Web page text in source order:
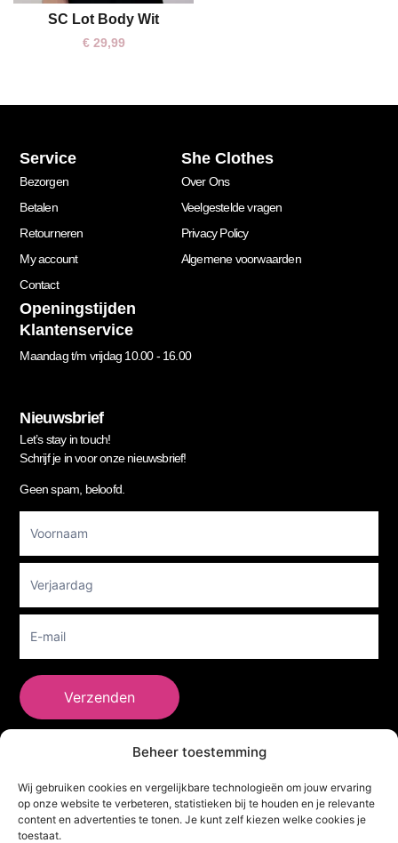
Beheer toestemming
Wij gebruiken cookies en vergelijkbare technologieën om jouw ervaring
op onze website te verbeteren, statistieken bij te houden en je relevante
content en advertenties te tonen. Je kunt zelf kiezen welke cookies je
toestaat.
XL
SC Lot Body Wit
€29,99
Service
Bezorgen
Betalen
Retourneren
My account
Contact
She Clothes
Over Ons
Veelgestelde vragen
Privacy Policy
Algemene voorwaarden
Openingstijden
Klantenservice
Maandag t/m vrijdag 10.00 - 16.00
Nieuwsbrief
Let’s stay in touch!
Schrijf je in voor onze nieuwsbrief!
Geen spam, beloofd.
Newsletter
Verzenden
Adres